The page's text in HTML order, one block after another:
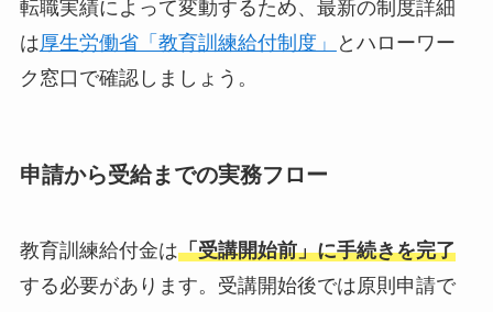
転職実績によって変動するため、最新の制度詳細
は厚生労働省「教育訓練給付制度」
とハローワー
ク窓口で確認しましょう。
申請から受給までの実務フロー
教育訓練給付金は「受講開始前」に手続きを完了
する必要があります。受講開始後では原則申請で